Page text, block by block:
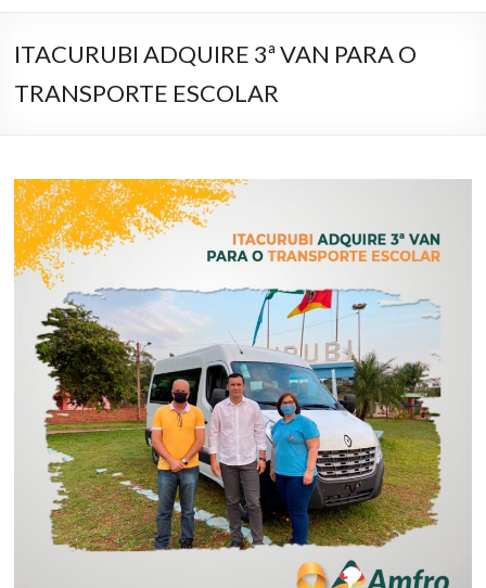
Associação
dos
Fronteira
Oeste
–
RS
Site
Associação
Municípios
Fronteira
Oeste
ITACURUBI ADQUIRE 3ª VAN PARA O
TRANSPORTE ESCOLAR